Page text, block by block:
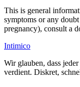
This is general
symptoms or any
pregnancy), consult a
Intimico
Wir glauben, dass
verdient. Diskret,